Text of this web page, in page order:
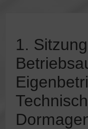
1. Sitzung